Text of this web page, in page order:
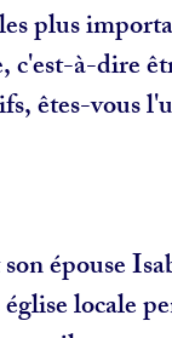
plus
c'est-à-dire
êtes-vous
épouse
locale